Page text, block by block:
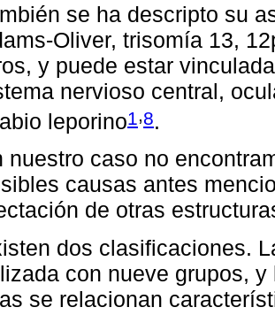
se ha descripto su
Oliver, trisomía 13,
y puede estar
nervioso central,
leporino1,8.
nuestro caso no
causas antes
de otras
dos clasificaciones.
con nueve grupos,
se relacionan